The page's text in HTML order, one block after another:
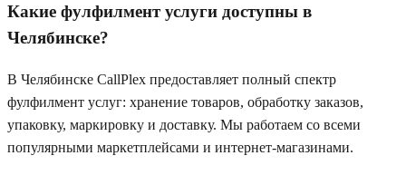
Какие фулфилмент услуги доступны в
Челябинске?
В Челябинске CallPlex предоставляет полный спектр
фулфилмент услуг: хранение товаров, обработку заказов,
упаковку, маркировку и доставку. Мы работаем со всеми
популярными маркетплейсами и интернет-магазинами.